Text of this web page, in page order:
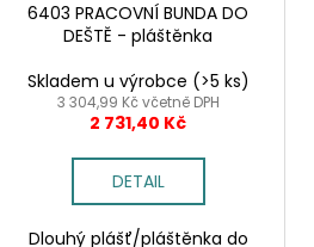
6403 PRACOVNÍ BUNDA DO
DEŠTĚ - pláštěnka
Skladem u výrobce (>5 ks)
3 304,99 Kč včetně DPH
2 731,40 Kč
DETAIL
Dlouhý plášť/pláštěnka do